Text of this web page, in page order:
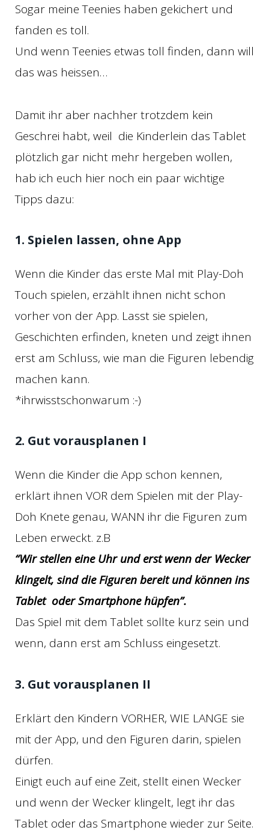
Sogar meine Teenies haben gekichert und
fanden es toll.
Und wenn Teenies etwas toll finden, dann will
das was heissen…
Damit ihr aber nachher trotzdem kein
Geschrei habt, weil die Kinderlein das Tablet
plötzlich gar nicht mehr hergeben wollen,
hab ich euch hier noch ein paar wichtige
Tipps dazu:
1. Spielen lassen, ohne App
Wenn die Kinder das erste Mal mit Play-Doh
Touch spielen, erzählt ihnen nicht schon
vorher von der App. Lasst sie spielen,
Geschichten erfinden, kneten und zeigt ihnen
erst am Schluss, wie man die Figuren lebendig
machen kann.
*ihrwisstschonwarum :-)
2. Gut vorausplanen I
Wenn die Kinder die App schon kennen,
erklärt ihnen VOR dem Spielen mit der Play-
Doh Knete genau, WANN ihr die Figuren zum
Leben erweckt. z.B
“Wir stellen eine Uhr und erst wenn der Wecker
klingelt, sind die Figuren bereit und können ins
Tablet oder Smartphone hüpfen”.
Das Spiel mit dem Tablet sollte kurz sein und
wenn, dann erst am Schluss eingesetzt.
3. Gut vorausplanen II
Erklärt den Kindern VORHER, WIE LANGE sie
mit der App, und den Figuren darin, spielen
dürfen.
Einigt euch auf eine Zeit, stellt einen Wecker
und wenn der Wecker klingelt, legt ihr das
Tablet oder das Smartphone wieder zur Seite.